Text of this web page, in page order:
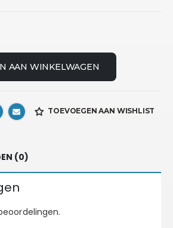
AAN WINKELWAGEN
TOEVOEGEN AAN WISHLIST
(0)